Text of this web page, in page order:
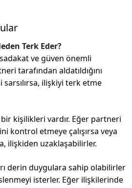
Terk Eder?
ve güven önemli
tarafından aldatıldığını
ilişkiyi terk etme
kişilikleri vardır. Eğer partneri
kontrol etmeye çalışırsa veya
ilişkiden uzaklaşabilirler.
derin duygulara sahip olabilirler
isterler. Eğer ilişkilerinde